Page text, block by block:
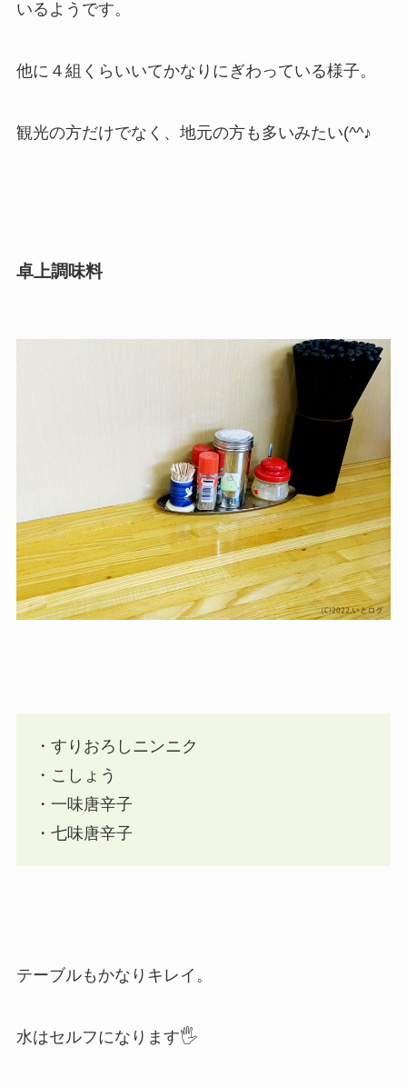
いるようです。
他に４組くらいいてかなりにぎわっている様子。
観光の方だけでなく、地元の方も多いみたい(^^♪
卓上調味料
・すりおろしニンニク
・こしょう
・一味唐辛子
・七味唐辛子
テーブルもかなりキレイ。
水はセルフになります🖐